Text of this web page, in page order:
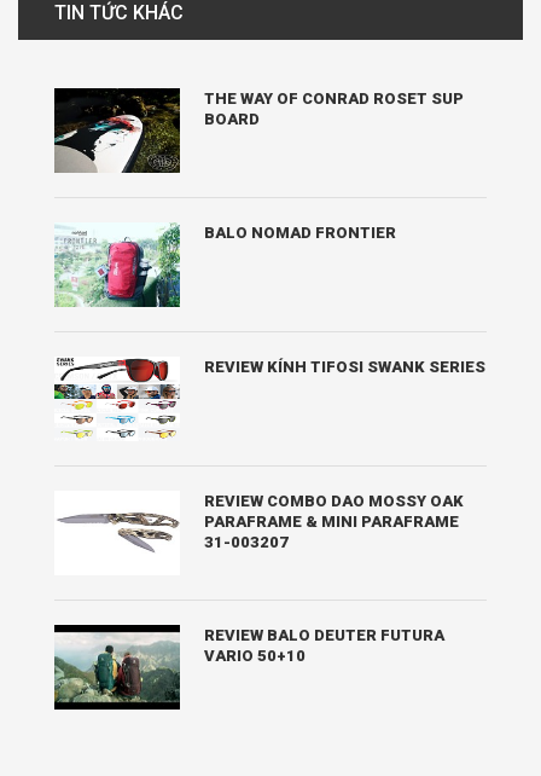
TIN TỨC KHÁC
THE WAY OF CONRAD ROSET SUP
BOARD
BALO NOMAD FRONTIER
REVIEW KÍNH TIFOSI SWANK SERIES
REVIEW COMBO DAO MOSSY OAK
PARAFRAME & MINI PARAFRAME
31-003207
REVIEW BALO DEUTER FUTURA
VARIO 50+10